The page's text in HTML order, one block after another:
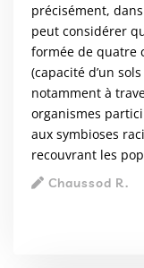
précisément,
peut considérer
formée de quatre
(capacité d’un
notamment à
organismes
aux symbioses
recouvrant les
Chaussod R.